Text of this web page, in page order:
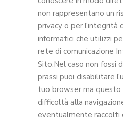
non rappresentano un
privacy o per l'integrità
informatici che utilizzi
rete di comunicazione
Sito.Nel caso non fossi
prassi puoi disabilitare
tuo browser ma
difficoltà alla
eventualmente raccolti